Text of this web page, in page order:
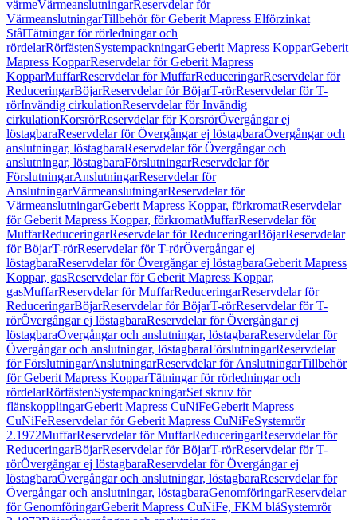
värmeVärmeanslutningarReservdelar för
VärmeanslutningarTillbehör för Geberit Mapress Elförzinkat
StålTätningar för rörledningar och
rördelarRörfästenSystempackningarGeberit Mapress KopparGeberit
Mapress KopparReservdelar för Geberit Mapress
KopparMuffarReservdelar för MuffarReduceringarReservdelar för
ReduceringarBöjarReservdelar för BöjarT-rörReservdelar för T-
rörInvändig cirkulationReservdelar för Invändig
cirkulationKorsrörReservdelar för KorsrörÖvergångar ej
löstagbaraReservdelar för Övergångar ej löstagbaraÖvergångar och
anslutningar, löstagbaraReservdelar för Övergångar och
anslutningar, löstagbaraFörslutningarReservdelar för
FörslutningarAnslutningarReservdelar för
AnslutningarVärmeanslutningarReservdelar för
VärmeanslutningarGeberit Mapress Koppar, förkromatReservdelar
för Geberit Mapress Koppar, förkromatMuffarReservdelar för
MuffarReduceringarReservdelar för ReduceringarBöjarReservdelar
för BöjarT-rörReservdelar för T-rörÖvergångar ej
löstagbaraReservdelar för Övergångar ej löstagbaraGeberit Mapress
Koppar, gasReservdelar för Geberit Mapress Koppar,
gasMuffarReservdelar för MuffarReduceringarReservdelar för
ReduceringarBöjarReservdelar för BöjarT-rörReservdelar för T-
rörÖvergångar ej löstagbaraReservdelar för Övergångar ej
löstagbaraÖvergångar och anslutningar, löstagbaraReservdelar för
Övergångar och anslutningar, löstagbaraFörslutningarReservdelar
för FörslutningarAnslutningarReservdelar för AnslutningarTillbehör
för Geberit Mapress KopparTätningar för rörledningar och
rördelarRörfästenSystempackningarSet skruv för
flänskopplingarGeberit Mapress CuNiFeGeberit Mapress
CuNiFeReservdelar för Geberit Mapress CuNiFeSystemrör
2.1972MuffarReservdelar för MuffarReduceringarReservdelar för
ReduceringarBöjarReservdelar för BöjarT-rörReservdelar för T-
rörÖvergångar ej löstagbaraReservdelar för Övergångar ej
löstagbaraÖvergångar och anslutningar, löstagbaraReservdelar för
Övergångar och anslutningar, löstagbaraGenomföringarReservdelar
för GenomföringarGeberit Mapress CuNiFe, FKM blåSystemrör